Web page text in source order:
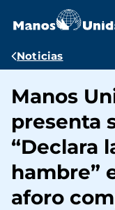
contenido
Ruta
navegación
Noticias
Manos
presenta
“Declara
hambre”
aforo